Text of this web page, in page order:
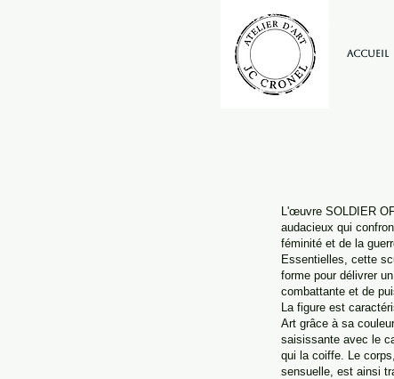
Accueil
L'œuvre SOLDIER
audacieux qui
féminité et de la
Essentielles, cette
forme pour délivrer
combattante et de
La figure est
Art grâce à sa
saisissante avec le
qui la coiffe. Le
sensuelle, est ainsi